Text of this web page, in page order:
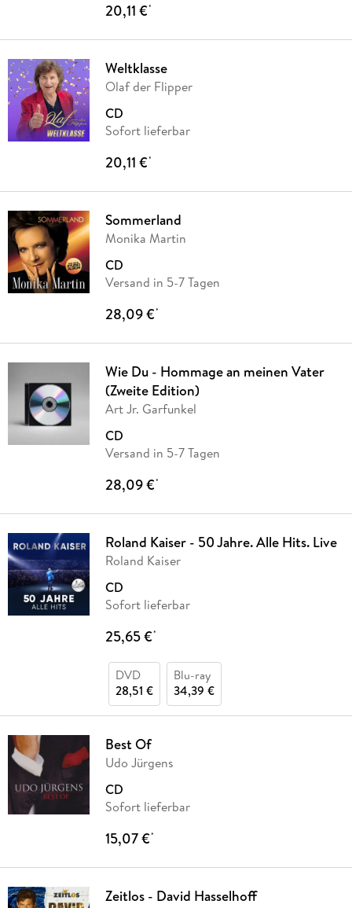
20,11 €*
Weltklasse
Olaf der Flipper
CD
Sofort lieferbar
20,11 €*
Sommerland
Monika Martin
CD
Versand in 5-7 Tagen
28,09 €*
Wie Du - Hommage an meinen Vater
(Zweite Edition)
Art Jr. Garfunkel
CD
Versand in 5-7 Tagen
28,09 €*
Roland Kaiser - 50 Jahre. Alle Hits. Live
Roland Kaiser
CD
Sofort lieferbar
25,65 €*
DVD
28,51 €
Blu-ray
34,39 €
Best Of
Udo Jürgens
CD
Sofort lieferbar
15,07 €*
Zeitlos - David Hasselhoff